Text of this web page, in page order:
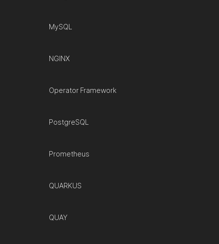
MySQL
NGINX
Operator Framework
PostgreSQL
Prometheus
QUARKUS
QUAY